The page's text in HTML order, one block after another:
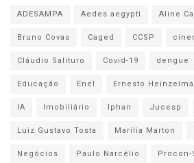
ADESAMPA Aedes aegypti Aline
Bruno Covas Caged CCSP
Cláudio Salituro Covid-19 dengue
Educação Enel Ernesto
IA Imobiliário Iphan Jucesp
Luiz Gustavo Tosta Marília Marton
Negócios Paulo Narcélio Procon-